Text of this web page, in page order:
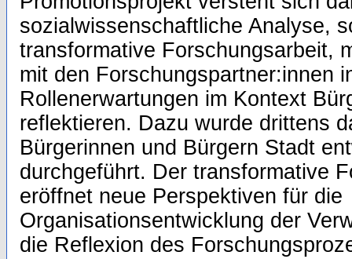
sozialwissenschaftliche Analyse,
transformative Forschungsarbeit,
mit den Forschungspartner:innen
Rollenerwartungen im Kontext
reflektieren. Dazu wurde drittens
Bürgerinnen und Bürgern Stadt
durchgeführt. Der transformative
eröffnet neue Perspektiven für die
Organisationsentwicklung der
die Reflexion des